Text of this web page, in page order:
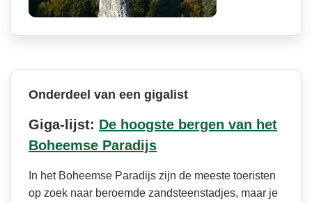
Onderdeel van een gigalist
Giga-lijst: De hoogste bergen van het
Boheemse Paradijs
In het Boheemse Paradijs zijn de meeste toeristen
op zoek naar beroemde zandsteenstadjes, maar je